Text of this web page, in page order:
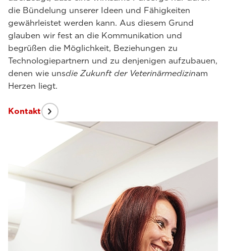
die Bündelung unserer Ideen und Fähigkeiten
gewährleistet werden kann. Aus diesem Grund
glauben wir fest an die Kommunikation und
begrüßen die Möglichkeit, Beziehungen zu
Technologiepartnern und zu denjenigen aufzubauen,
denen wie unsdie Zukunft der Veterinärmedizinam
Herzen liegt.
Kontakt